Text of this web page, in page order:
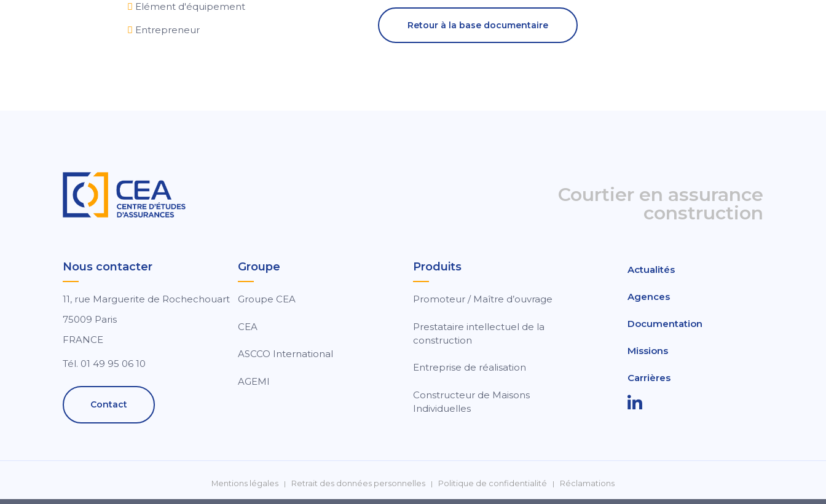
Retour à la base documentaire
Elément d'équipement
Entrepreneur
Courtier en assurance
construction
Nous contacter
11, rue Marguerite de Rochechouart
75009 Paris
FRANCE
Tél. 01 49 95 06 10
Contact
Groupe
Groupe CEA
CEA
ASCCO International
AGEMI
Produits
Promoteur / Maître d’ouvrage
Prestataire intellectuel de la
construction
Entreprise de réalisation
Constructeur de Maisons
Individuelles
Actualités
Agences
Documentation
Missions
Carrières
Mentions légales Retrait des données personnelles Politique de confidentialité Réclamations